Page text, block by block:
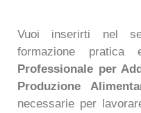
Vuoi inserirti nel
formazione
Professionale per
Produzione
necessarie per